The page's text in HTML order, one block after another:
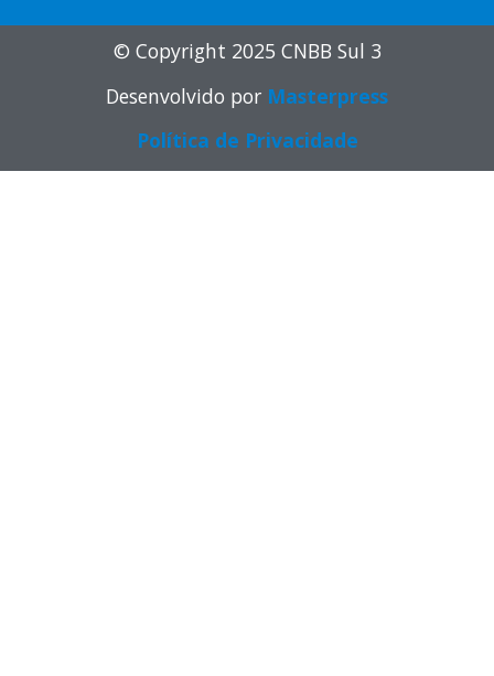
© Copyright 2025 CNBB Sul 3
Desenvolvido por Masterpress
Política de Privacidade